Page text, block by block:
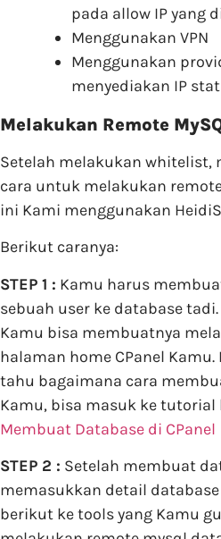
pada allow IP yang
Menggunakan VPN
Menggunakan
menyediakan IP
Melakukan Remote
Setelah melakukan whitelist,
cara untuk melakukan
ini Kami menggunakan
Berikut caranya:
STEP 1 : Kamu harus
sebuah user ke database tadi.
Kamu bisa membuatnya
halaman home CPanel
tahu bagaimana cara
Kamu, bisa masuk ke tutorial
Membuat Database di CPanel
STEP 2 : Setelah membuat
memasukkan detail
berikut ke tools yang Kamu